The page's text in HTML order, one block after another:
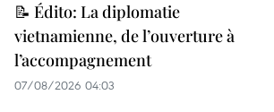
📝 Édito: La diplomatie
vietnamienne, de l’ouverture à
l’accompagnement
07/08/2026 04:03